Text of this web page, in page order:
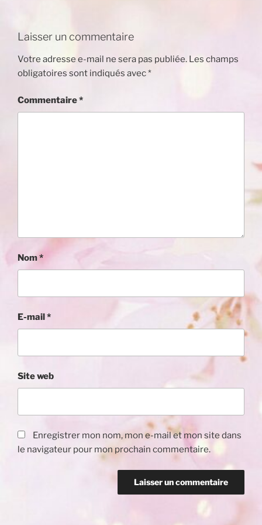
Laisser un commentaire
Votre adresse e-mail ne sera pas publiée. Les champs
obligatoires sont indiqués avec*
Commentaire*
Nom*
E-mail *
Site web
Enregistrer mon nom, mon e-mail et mon site dans
le navigateur pour mon prochain commentaire.